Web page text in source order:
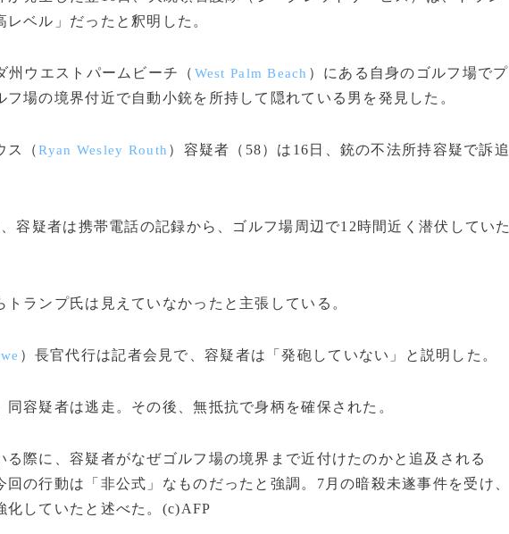
ベル」だったと釈明した。
ウエストパームビーチ（ West Palm Beach ）にある自身のゴルフ場でプ
場の境界付近で自動小銃を所持して隠れている男を発見した。
ス（Ryan Wesley Routh ）容疑者（58）は16日、銃の不法所持容疑で訴追
容疑者は携帯電話の記録から、ゴルフ場周辺で12時間近く潜伏していた
ランプ氏は見えていなかったと主張している。
）長官代行は記者会見で、容疑者は「発砲していない」と説明した。
容疑者は逃走。その後、無抵抗で身柄を確保された。
際に、容疑者がなぜゴルフ場の境界まで近付けたのかと追及される
の行動は「非公式」なものだったと強調。7月の暗殺未遂事件を受け、
化していたと述べた。(c)AFP